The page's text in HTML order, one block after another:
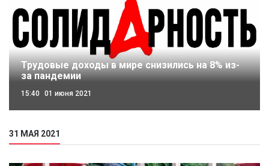
Трудовые доходы в мире снизились на 8% из-
за пандемии
15:40 01 июня 2021
31 МАЯ 2021